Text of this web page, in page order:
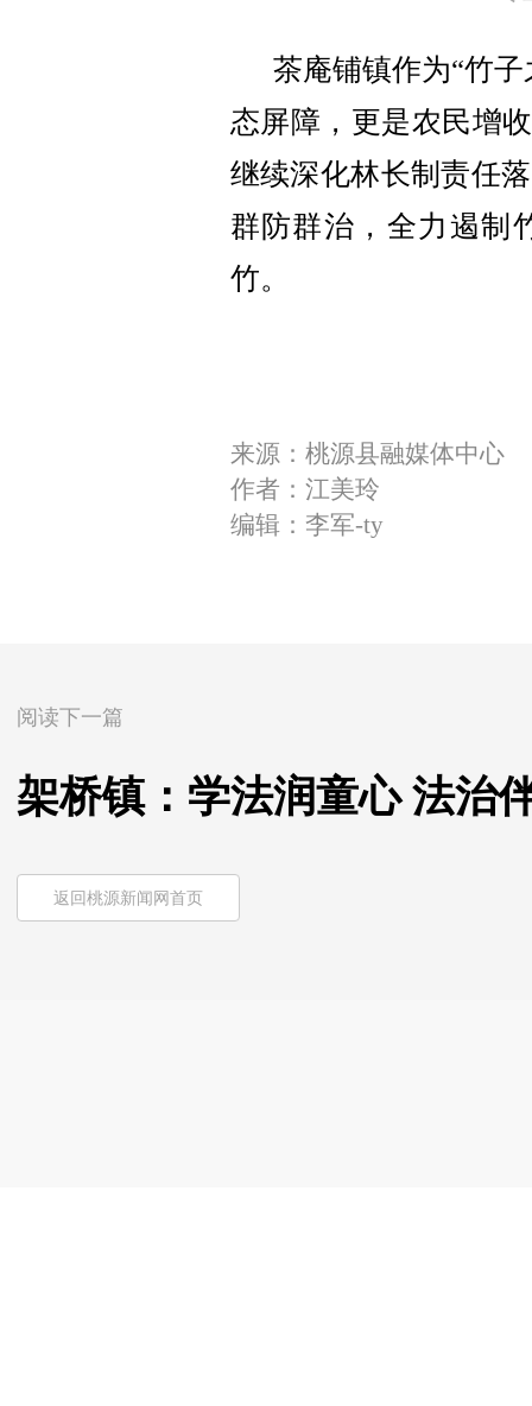
茶庵铺镇作为“竹
态屏障，更是农民增
继续深化林长制责任
群防群治，全力遏制
竹。
来源：桃源县融媒体中心
作者：江美玲
编辑：李军-ty
阅读下一篇
架桥镇：学法润童心 法治
返回桃源新闻网首页